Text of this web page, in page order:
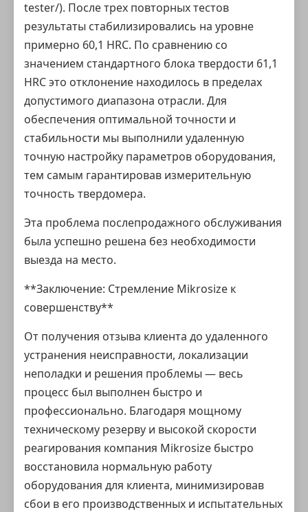
tester/). После трех повторных тестов
результаты стабилизировались на уровне
примерно 60,1 HRC. По сравнению со
значением стандартного блока твердости 61,1
HRC это отклонение находилось в пределах
допустимого диапазона отрасли. Для
обеспечения оптимальной точности и
стабильности мы выполнили удаленную
точную настройку параметров оборудования,
тем самым гарантировав измерительную
точность твердомера.
Эта проблема послепродажного обслуживания
была успешно решена без необходимости
выезда на место.
**Заключение: Стремление Mikrosize к
совершенству**
От получения отзыва клиента до удаленного
устранения неисправности, локализации
неполадки и решения проблемы — весь
процесс был выполнен быстро и
профессионально. Благодаря мощному
техническому резерву и высокой скорости
реагирования компания Mikrosize быстро
восстановила нормальную работу
оборудования для клиента, минимизировав
сбои в его производственных и испытательных